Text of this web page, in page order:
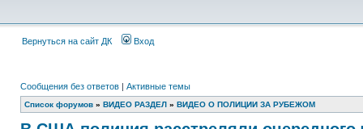
Вернуться на сайт ДК Вход
Сообщения без ответов | Активные темы
Список форумов » ВИДЕО РАЗДЕЛ » ВИДЕО О ПОЛИЦИИ ЗА РУБЕЖОМ